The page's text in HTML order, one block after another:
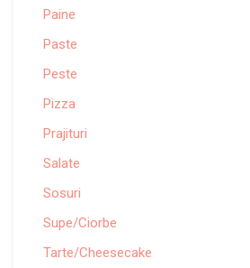
Paine
Paste
Peste
Pizza
Prajituri
Salate
Sosuri
Supe/Ciorbe
Tarte/Cheesecake